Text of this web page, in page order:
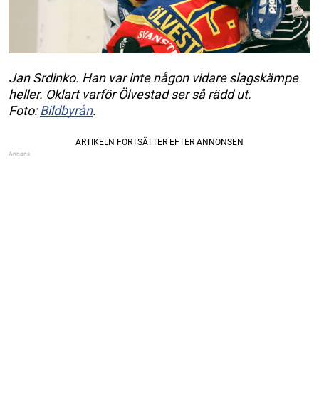
Jan Srdinko. Han var inte någon vidare slagskämpe
heller. Oklart varför Ölvestad ser så rädd ut.
Foto:Bildbyrån.